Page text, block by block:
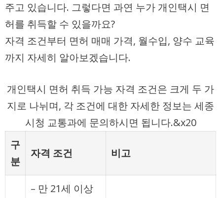
주고 있습니다. 그렇다면 과연 누가 개인택시 면
허를 취득할 수 있을까요?
자격 조건부터 면허 매매 가격, 월수입, 양수 교육
까지 자세히 알아보겠습니다.
개인택시 면허 취득 가능 자격 조건은 크게 두 가
지로 나뉘며, 각 조건에 대한 자세한 정보는 세종
시청 교통과에 문의하시면 됩니다.&x20
구
분
자격 조건 비고
– 만 21세 이상